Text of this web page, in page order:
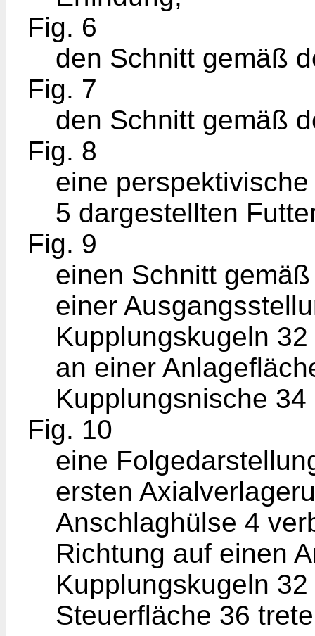
Fig. 6
den Schnitt gemäß
Fig. 7
den Schnitt gemäß
Fig. 8
eine
5 dargestellten
Fig. 9
einen Schnitt
einer
Kupplungskugeln
an einer
Kupplungsnische
Fig. 10
eine
ersten
Anschlaghülse 4
Richtung auf einen
Kupplungskugeln
Steuerfläche 36